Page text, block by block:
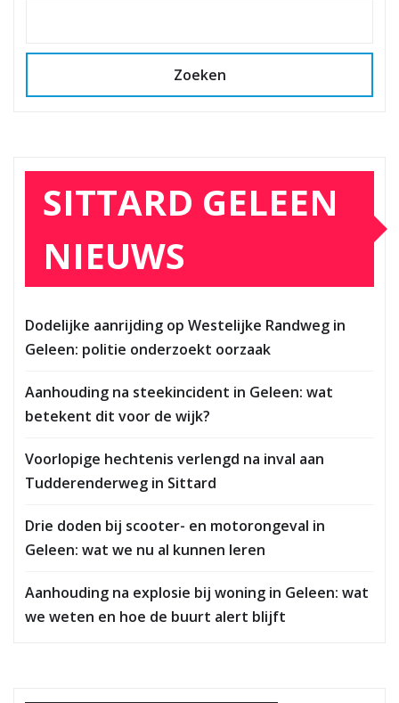
Zoeken
SITTARD GELEEN
NIEUWS
Dodelijke aanrijding op Westelijke Randweg in
Geleen: politie onderzoekt oorzaak
Aanhouding na steekincident in Geleen: wat
betekent dit voor de wijk?
Voorlopige hechtenis verlengd na inval aan
Tudderenderweg in Sittard
Drie doden bij scooter- en motorongeval in
Geleen: wat we nu al kunnen leren
Aanhouding na explosie bij woning in Geleen: wat
we weten en hoe de buurt alert blijft